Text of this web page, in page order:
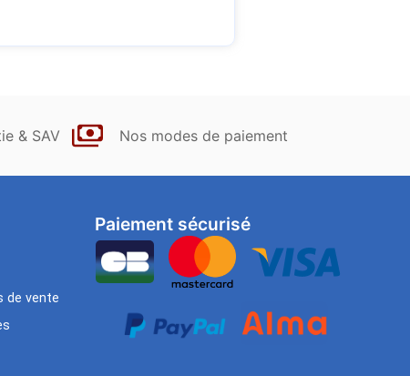
& SAV Nos modes de paiement
de vente
Paiement sécurisé